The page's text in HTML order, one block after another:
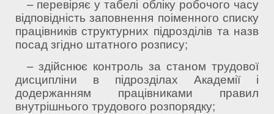
– перевіряє у табелі обліку робочого часу
відповідність заповнення поіменного списку
працівників структурних підрозділів та назв
посад згідно штатного розпису;
– здійснює контроль за станом трудової
дисципліни в підрозділах Академії і
додержанням працівниками правил
внутрішнього трудового розпорядку;